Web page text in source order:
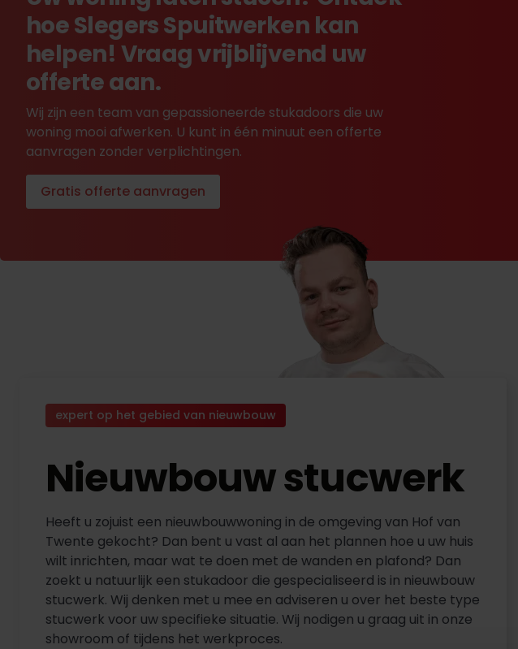
hoe Slegers Spuitwerken kan
helpen! Vraag vrijblijvend uw
offerte aan.
Wij zijn een team van gepassioneerde stukadoors die uw
woning mooi afwerken. U kunt in één minuut een offerte
aanvragen zonder verplichtingen.
Gratis offerte aanvragen
expert op het gebied van nieuwbouw
Nieuwbouw stucwerk
Heeft u zojuist een nieuwbouwwoning in de omgeving van Hof van
Twente gekocht? Dan bent u vast al aan het plannen hoe u uw huis
wilt inrichten, maar wat te doen met de wanden en plafond? Dan
zoekt u natuurlijk een stukadoor die gespecialiseerd is in nieuwbouw
stucwerk. Wij denken met u mee en adviseren u over het beste type
stucwerk voor uw specifieke situatie. Wij nodigen u graag uit in onze
showroom of tijdens het werkproces.